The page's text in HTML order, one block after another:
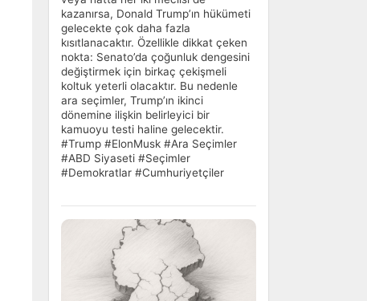
kazanırsa, Donald Trump’ın hükümeti
gelecekte çok daha fazla
kısıtlanacaktır. Özellikle dikkat çeken
nokta: Senato’da çoğunluk dengesini
değiştirmek için birkaç çekişmeli
koltuk yeterli olacaktır. Bu nedenle
ara seçimler, Trump’ın ikinci
dönemine ilişkin belirleyici bir
kamuoyu testi haline gelecektir.
#Trump #ElonMusk #Ara Seçimler
#ABD Siyaseti #Seçimler
#Demokratlar #Cumhuriyetçiler